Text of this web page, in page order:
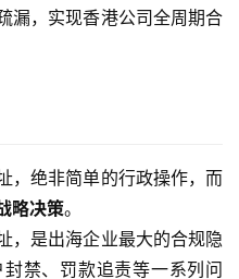
漏，实现香港公司全周期合
，绝非简单的行政操作，而
略决策。
，是出海企业最大的合规隐
禁、罚款追责等一系列问